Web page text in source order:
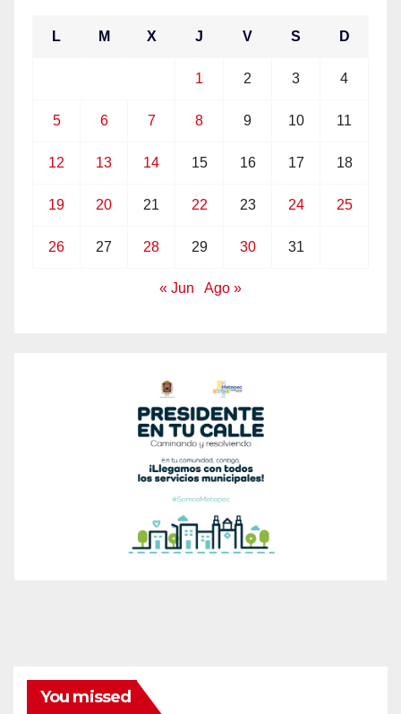
L M X J V S D
1 2 3 4
5 6 7 8 9 10 11
12 13 14 15 16 17 18
19 20 21 22 23 24 25
26 27 28 29 30 31
« Jun Ago »
You missed